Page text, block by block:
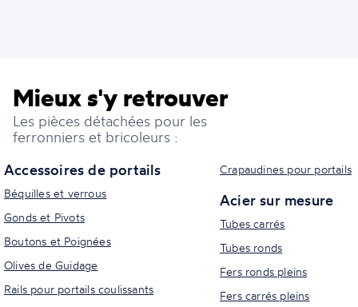
Mieux s'y retrouver
Les pièces détachées pour les
ferronniers et bricoleurs :
Accessoires de portails
Béquilles et verrous
Gonds et Pivots
Boutons et Poignées
Olives de Guidage
Rails pour portails coulissants
Crapaudines pour portails
Acier sur mesure
Tubes carrés
Tubes ronds
Fers ronds pleins
Fers carrés pleins